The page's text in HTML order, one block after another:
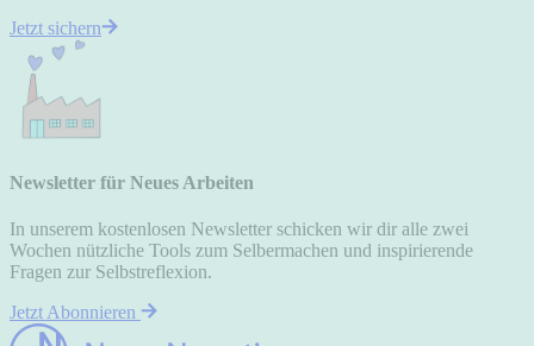
Jetzt sichern
Newsletter für Neues Arbeiten
In unserem kostenlosen Newsletter schicken wir dir alle zwei
Wochen nützliche Tools zum Selbermachen und inspirierende
Fragen zur Selbstreflexion.
Jetzt Abonnieren